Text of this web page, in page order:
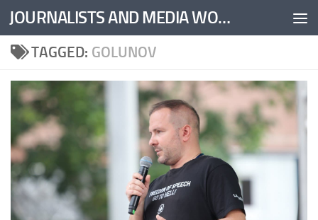
Skip to content JOURNALISTS AND MEDIA WORKERS UNITED
TAGGED: GOLUNOV